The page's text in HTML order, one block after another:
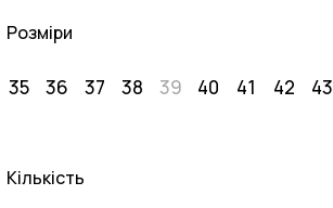
Розміри
35 36 37 38 39 40 41 42 43
Кількість